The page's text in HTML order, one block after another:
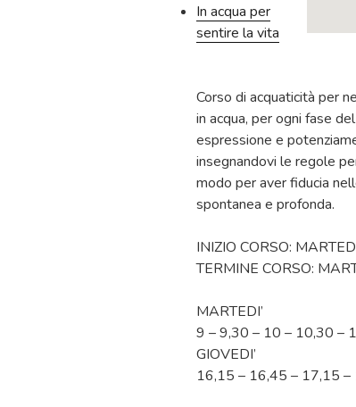
In acqua per
sentire la vita
Corso di acquaticità per
in acqua, per ogni fase
espressione e
insegnandovi le regole
modo per aver fiducia
spontanea e profonda.
INIZIO CORSO:
TERMINE CORSO:
MARTEDI’
9 – 9,30 – 10 – 10,30 –
GIOVEDI’
16,15 – 16,45 – 17,15